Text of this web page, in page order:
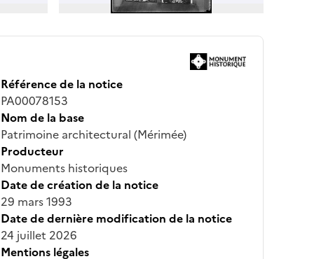
Référence de la notice
PA00078153
Nom de la base
Patrimoine architectural (Mérimée)
Producteur
Monuments historiques
Date de création de la notice
29 mars 1993
Date de dernière modification de la notice
24 juillet 2026
Mentions légales